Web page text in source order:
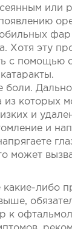
или
фар
Хотя эту
с помощью
боли.
из которых
и
и
может
какие-либо
к